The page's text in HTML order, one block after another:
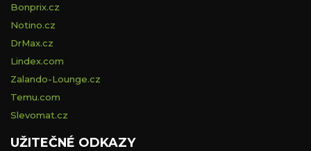
Bonprix.cz
Notino.cz
DrMax.cz
Lindex.com
Zalando-Lounge.cz
Temu.com
Slevomat.cz
UŽITEČNÉ ODKAZY